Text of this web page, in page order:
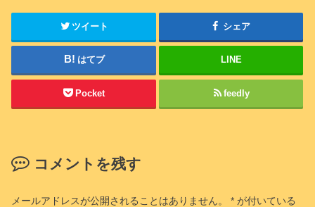
ツイート シェア
はてブ LINE
Pocket feedly
コメントを残す
メールアドレスが公開されることはありません。 * が付いている